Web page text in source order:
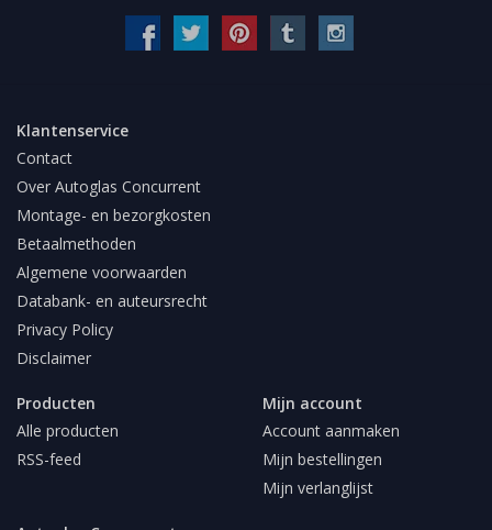
Klantenservice
Contact
Over Autoglas Concurrent
Montage- en bezorgkosten
Betaalmethoden
Algemene voorwaarden
Databank- en auteursrecht
Privacy Policy
Disclaimer
Producten
Alle producten
RSS-feed
Mijn account
Account aanmaken
Mijn bestellingen
Mijn verlanglijst